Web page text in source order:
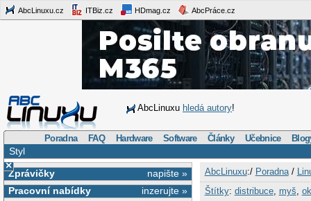
AbcLinuxu.cz ITBiz.cz HDmag.cz AbcPráce.cz
AbcLinuxu hledá autory!
Poradna FAQ Hardware Software Články Učebnice
Styl
×
napište »
Zprávičky
inzerujte »
Pracovní nabídky
AbcLinuxu:/ Poradna/
Štítky: distribuce, myš